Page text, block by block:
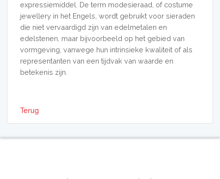
expressiemiddel. De term modesieraad, of costume
jewellery in het Engels, wordt gebruikt voor sieraden
die niet vervaardigd zijn van edelmetalen en
edelstenen, maar bijvoorbeeld op het gebied van
vormgeving, vanwege hun intrinsieke kwaliteit of als
representanten van een tijdvak van waarde en
betekenis zijn.
Terug